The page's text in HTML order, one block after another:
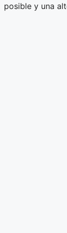
posible y una